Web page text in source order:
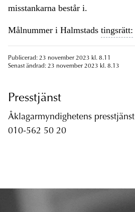
misstankarna består i.
Målnummer i Halmstads tingsrätt:
Publicerad: 23 november 2023 kl. 8.11
Senast ändrad: 23 november 2023 kl. 8.13
Presstjänst
Åklagarmyndighetens presstjänst
010-562 50 20